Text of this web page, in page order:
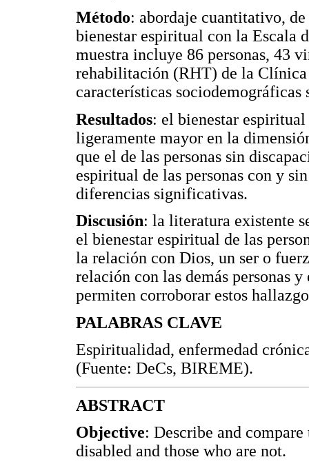
Método: abordaje cuantitativo,
bienestar espiritual con la
muestra incluye 86 personas, 43
rehabilitación (RHT) de la
características
Resultados: el bienestar espiritual
ligeramente mayor en la
que el de las personas sin
espiritual de las personas con y
diferencias significativas.
Discusión: la literatura existente
el bienestar espiritual de las
la relación con Dios, un ser o
relación con las demás personas
permiten corroborar estos
PALABRAS CLAVE
Espiritualidad, enfermedad
(Fuente: DeCs, BIREME).
ABSTRACT
Objective: Describe and
disabled and those who are not.